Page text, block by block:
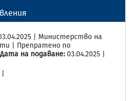
03.04.2025 | Министерство на
| Препратено по
Дата на подаване: 03.04.2025 |